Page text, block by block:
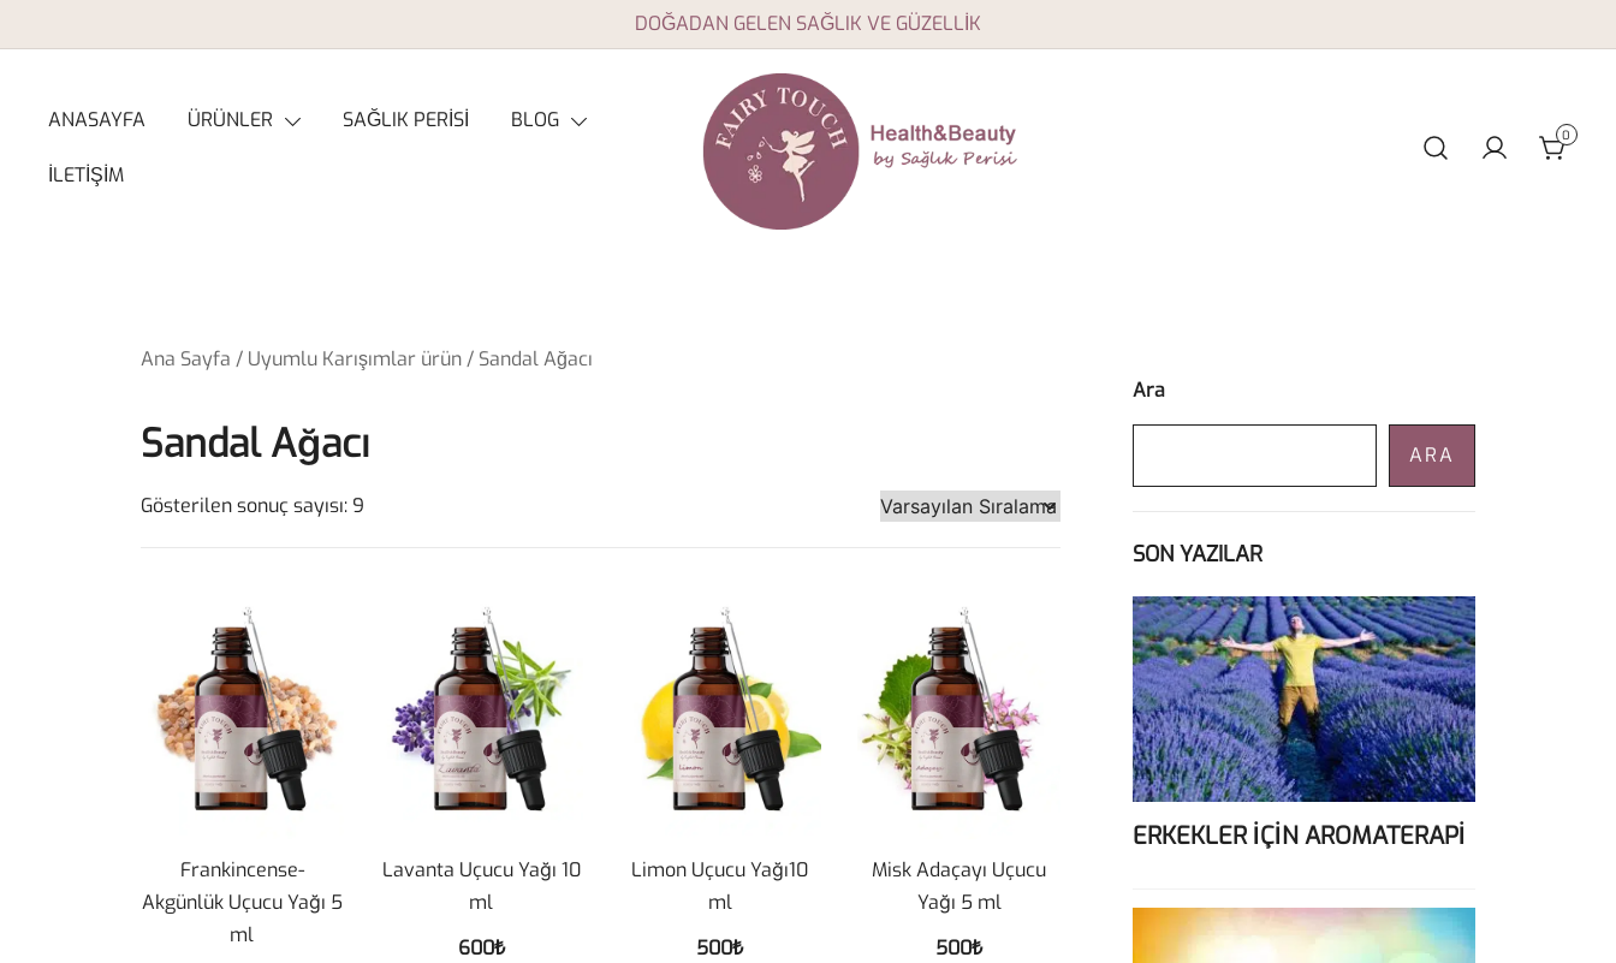
to
DOĞADAN GELEN SAĞLIK VE GÜZELLİK
ANASAYFA ÜRÜNLER SAĞLIK PERİSİ BLOG
İLETİŞİM
0
Ana Sayfa / Uyumlu Karışımlar ürün / Sandal Ağacı
Sandal Ağacı
Gösterilen sonuç sayısı: 9
Frankincense-
Akgünlük Uçucu Yağı 5
ml
Lavanta Uçucu Yağı 10
ml
600₺
Limon Uçucu Yağı10
ml
500₺
Misk Adaçayı Uçucu
Yağı 5 ml
500₺
Ara
ARA
SON YAZILAR
ERKEKLER İÇİN AROMATERAPİ